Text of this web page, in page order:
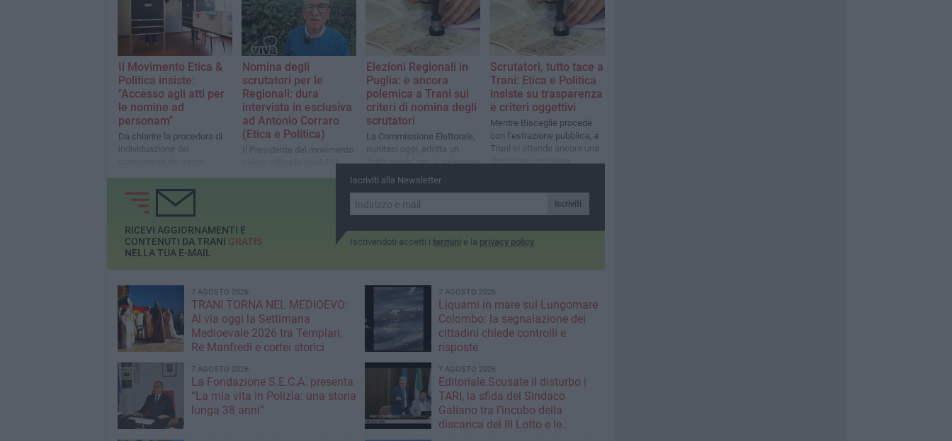
l'accordo sul Piano
Territoriale di Assistenza
(PTA) di Trani
Il Movimento Etica &
Politica insiste:
"Accesso agli atti per
le nomine ad
personam"
Da chiarire la procedura di
individuazione dei
Nomina degli
scrutatori per le
Regionali: dura
intervista in esclusiva
ad Antonio Corraro
(Etica e Politica)
Il Presidente del movimento
civico critica la modalità
utilizzata:"Le nomine dirette
Elezioni Regionali in
Puglia: è ancora
polemica a Trani sui
criteri di nomina degli
scrutatori
La Commissione Elettorale,
riunitasi oggi, adotta un
"fritto misto" per la selezione
degli scrutatori
trasparenza e spartizioni
Scrutatori, tutto tace a
Trani: Etica e Politica
insiste su trasparenza
e criteri oggettivi
Mentre Bisceglie procede
con l’estrazione pubblica, a
Trani si attende ancora una
decisione condivisa
Iscriviti alla Newsletter
Iscriviti
Iscrivendoti accetti i termini e la privacy policy
RICEVI AGGIORNAMENTI E
CONTENUTI DA TRANI GRATIS
NELLA TUA E-MAIL
7 AGOSTO 2026
TRANI TORNA NEL MEDIOEVO:
Al via oggi la Settimana
Medioevale 2026 tra Templari,
Re Manfredi e cortei storici
7 AGOSTO 2026
Liquami in mare sul Lungomare
Colombo: la segnalazione dei
cittadini chiede controlli e
risposte
7 AGOSTO 2026
La Fondazione S.E.C.A. presenta
“La mia vita in Polizia: una storia
lunga 38 anni”
7 AGOSTO 2026
Editoriale.Scusate il disturbo |
TARI, la sfida del Sindaco
Galiano tra l'incubo della
discarica del III Lotto e le